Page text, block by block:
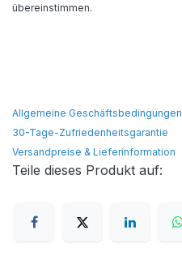
übereinstimmen.
Allgemeine Geschäftsbedingungen
30-Tage-Zufriedenheitsgarantie
Versandpreise & Lieferinformation
Teile dieses Produkt auf: